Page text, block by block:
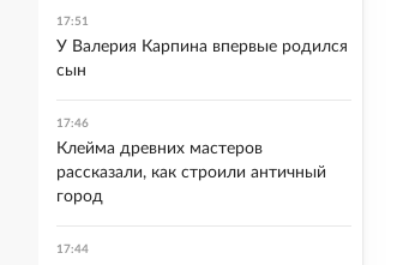
17:51
У Валерия Карпина впервые родился
сын
17:46
Клейма древних мастеров
рассказали, как строили античный
город
17:44